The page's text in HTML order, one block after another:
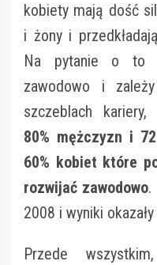
kobiety mają dość
i żony i
Na pytanie o to
zawodowo i
szczeblach kariery,
80% mężczyzn i
60% kobiet które
rozwijać zawodowo.
2008 i wyniki
Przede